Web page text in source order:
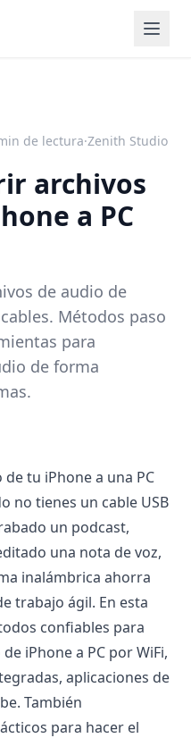
de lectura·Zenith Studio
archivos
a PC
de audio de
Métodos paso
para
de forma
tu iPhone a una PC
no tienes un cable USB
un podcast,
una nota de voz,
inalámbrica ahorra
trabajo ágil. En esta
confiables para
iPhone a PC por WiFi,
aplicaciones de
También
para hacer el